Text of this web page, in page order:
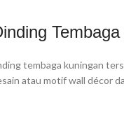
tembaga kuningan
atau motif wall décor